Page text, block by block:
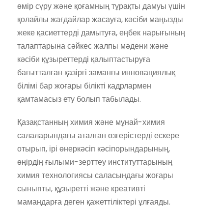
өмір сүру және қоғамның тұрақты дамуы үшін
қолайлы жағдайлар жасауға, кәсіби маңызды
жеке қасиеттерді дамытуға, еңбек нарығының
талаптарына сәйкес жалпы мәдени және
кәсіби құзыреттерді қалыптастыруға
бағытталған қазіргі заманғы инновациялық
білімі бар жоғары білікті кадрлармен
қамтамасыз ету болып табылады.
Қазақстанның химия және мұнай-химия
салаларындағы аталған өзгерістерді ескере
отырып, ірі өнеркәсіп кәсіпорындарының,
өңірдің ғылыми-зерттеу институттарының
химия технологиясы саласындағы жоғары
сыныпты, құзыретті және креативті
мамандарға деген қажеттіліктері ұлғаяды.